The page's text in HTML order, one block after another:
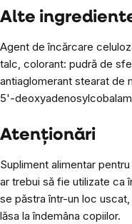
Alte
Agent de încărcare
talc, colorant: pudră de
antiaglomerant stearat de
5'-
Atenționări
Supliment alimentar
ar trebui să fie utilizate ca
se păstra într-un loc
lăsa la îndemâna copiilor.